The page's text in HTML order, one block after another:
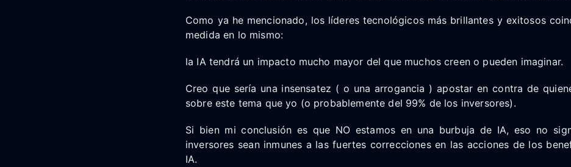
Como ya he mencionado, los líderes tecnológicos más brillantes y exitosos
medida en lo mismo:
la IA tendrá un impacto mucho mayor del que muchos creen o pueden imaginar.
Creo que sería una insensatez ( o una arrogancia ) apostar en contra de
sobre este tema que yo (o probablemente del 99% de los inversores).
Si bien mi conclusión es que NO estamos en una burbuja de IA, eso no
inversores sean inmunes a las fuertes correcciones en las acciones de los
IA.